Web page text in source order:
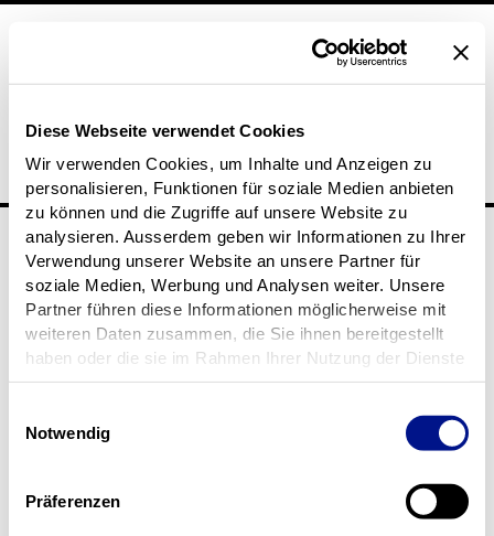
Diese Webseite verwendet Cookies
Wir verwenden Cookies, um Inhalte und Anzeigen zu
personalisieren, Funktionen für soziale Medien anbieten
zu können und die Zugriffe auf unsere Website zu
analysieren. Ausserdem geben wir Informationen zu Ihrer
Verwendung unserer Website an unsere Partner für
soziale Medien, Werbung und Analysen weiter. Unsere
Partner führen diese Informationen möglicherweise mit
weiteren Daten zusammen, die Sie ihnen bereitgestellt
haben oder die sie im Rahmen Ihrer Nutzung der Dienste
gesammelt haben.
Notwendig
Präferenzen
linkedin
youtube
instagram